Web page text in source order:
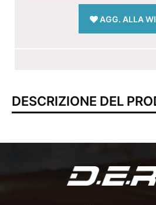
AGG. ALLA
DESCRIZIONE DEL